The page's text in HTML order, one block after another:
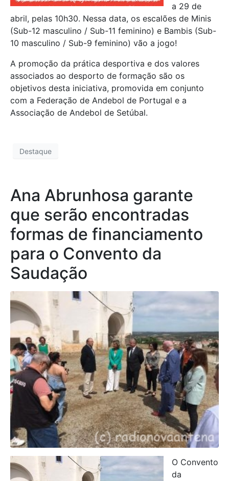
a 29 de
abril, pelas 10h30. Nessa data, os escalões de Minis
(Sub-12 masculino / Sub-11 feminino) e Bambis (Sub-
10 masculino / Sub-9 feminino) vão a jogo!
A promoção da prática desportiva e dos valores
associados ao desporto de formação são os
objetivos desta iniciativa, promovida em conjunto
com a Federação de Andebol de Portugal e a
Associação de Andebol de Setúbal.
Destaque
Ana Abrunhosa garante
que serão encontradas
formas de financiamento
para o Convento da
Saudação
O Convento
da